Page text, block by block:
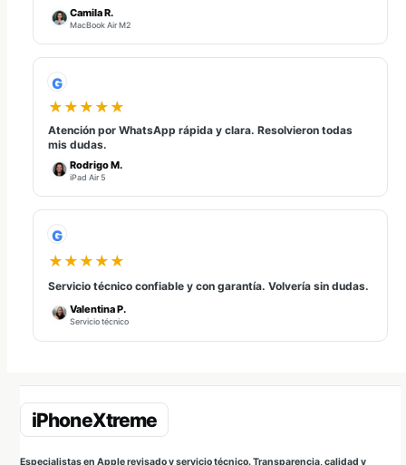
Camila R.
MacBook Air M2
G
★★★★★
Atención por WhatsApp rápida y clara. Resolvieron todas
mis dudas.
Rodrigo M.
iPad Air 5
G
★★★★★
Servicio técnico confiable y con garantía. Volvería sin dudas.
Valentina P.
Servicio técnico
Especialistas en Apple revisado y servicio técnico. Transparencia, calidad y